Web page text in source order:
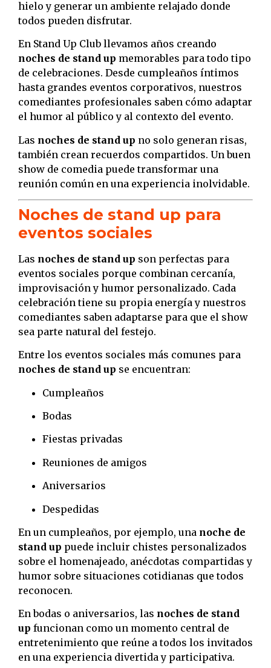
hielo y generar un ambiente relajado donde
todos pueden disfrutar.
En Stand Up Club llevamos años creando
noches de stand up memorables para todo tipo
de celebraciones. Desde cumpleaños íntimos
hasta grandes eventos corporativos, nuestros
comediantes profesionales saben cómo adaptar
el humor al público y al contexto del evento.
Las noches de stand up no solo generan risas,
también crean recuerdos compartidos. Un buen
show de comedia puede transformar una
reunión común en una experiencia inolvidable.
Noches de stand up para
eventos sociales
Las noches de stand up son perfectas para
eventos sociales porque combinan cercanía,
improvisación y humor personalizado. Cada
celebración tiene su propia energía y nuestros
comediantes saben adaptarse para que el show
sea parte natural del festejo.
Entre los eventos sociales más comunes para
noches de stand up se encuentran:
Cumpleaños
Bodas
Fiestas privadas
Reuniones de amigos
Aniversarios
Despedidas
En un cumpleaños, por ejemplo, una noche de
stand up puede incluir chistes personalizados
sobre el homenajeado, anécdotas compartidas y
humor sobre situaciones cotidianas que todos
reconocen.
En bodas o aniversarios, las noches de stand
up funcionan como un momento central de
entretenimiento que reúne a todos los invitados
en una experiencia divertida y participativa.